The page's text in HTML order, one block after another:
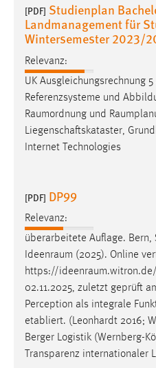
[PDF] Studienplan
Landmanagement für
Wintersemester 2023/
Relevanz:
UK Ausgleichungsrechnung 5
Referenzsysteme und
Raumordnung und
Liegenschaftskataster,
Internet Technologies
[PDF] DP99
Relevanz:
überarbeitete Auflage. Bern,
Ideenraum (2025). Online
https://ideenraum.witron.de
02.11.2025, zuletzt geprüft
Perception als integrale
etabliert. (Leonhardt 2016;
Berger Logistik (Wernberg-
Transparenz internationaler
Anbieter:
Google Ireland Limited
Zweck:
Conversion-Tracking
Cookie Laufzeit:
3 Monate
Facebook Pixel
_fbp
Anbieter:
Facebook
Zweck:
Conversion-Tracking
Cookie Laufzeit:
3 Monate